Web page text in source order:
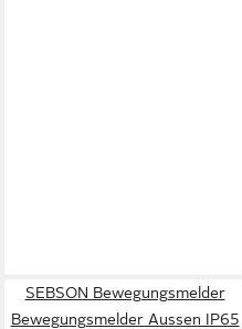
SEBSON Bewegungsmelder
Bewegungsmelder Aussen IP65